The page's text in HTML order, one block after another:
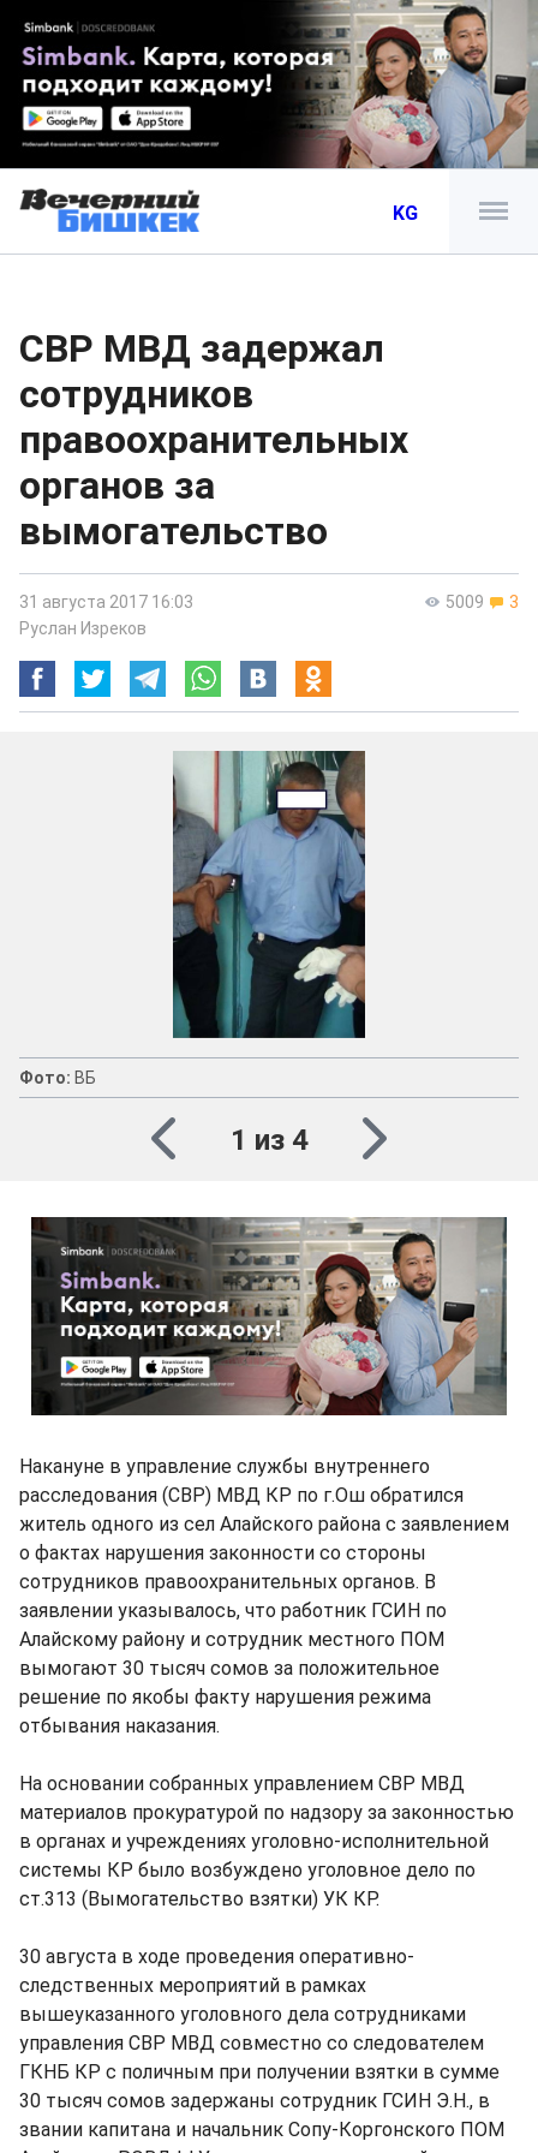
KG
СВР МВД задержал
сотрудников
правоохранительных
органов за
вымогательство
5009 3
31 августа 2017 16:03
Руслан Изреков
Фото: ВБ
1 из 4
Накануне в управление службы внутреннего
расследования (СВР) МВД КР по г.Ош обратился
житель одного из сел Алайского района с заявлением
о фактах нарушения законности со стороны
сотрудников правоохранительных органов. В
заявлении указывалось, что работник ГСИН по
Алайскому району и сотрудник местного ПОМ
вымогают 30 тысяч сомов за положительное
решение по якобы факту нарушения режима
отбывания наказания.
На основании собранных управлением СВР МВД
материалов прокуратурой по надзору за законностью
в органах и учреждениях уголовно-исполнительной
системы КР было возбуждено уголовное дело по
ст.313 (Вымогательство взятки) УК КР.
30 августа в ходе проведения оперативно-
следственных мероприятий в рамках
вышеуказанного уголовного дела сотрудниками
управления СВР МВД совместно со следователем
ГКНБ КР с поличным при получении взятки в сумме
30 тысяч сомов задержаны сотрудник ГСИН Э.Н., в
звании капитана и начальник Сопу-Коргонского ПОМ